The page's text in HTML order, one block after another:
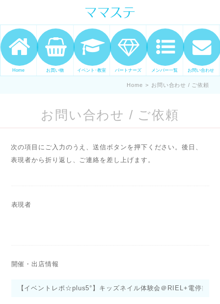
ママの才能発信します。 手づくり
表現ステージ ママステ スキル・セ
ンスを表現したいママが集まって
ます。
Home お買い物 イベント･教室 パートナーズ メンバー一覧 お問い合わせ
Home > お問い合わせ / ご依頼
お問い合わせ / ご依頼
次の項目にご入力のうえ、送信ボタンを押下ください。後日、
表現者から折り返し、ご連絡を差し上げます。
表現者
開催・出店情報